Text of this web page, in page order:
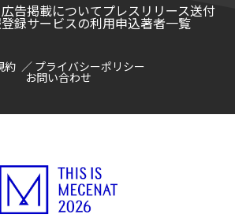
広告掲載についてプレスリリース送付
録サービスの利用申込著者一覧
約 プライバシーポリシー
お問い合わせ